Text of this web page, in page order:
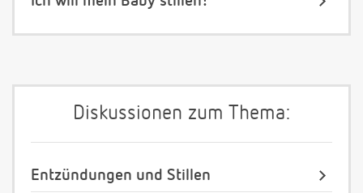
Diskussionen zum Thema:
Entzündungen und Stillen